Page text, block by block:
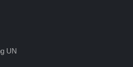
UN